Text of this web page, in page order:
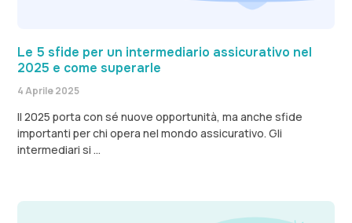
Le 5 sfide per un intermediario assicurativo nel
2025 e come superarle
4 Aprile 2025
Il 2025 porta con sé nuove opportunità, ma anche sfide
importanti per chi opera nel mondo assicurativo. Gli
intermediari si